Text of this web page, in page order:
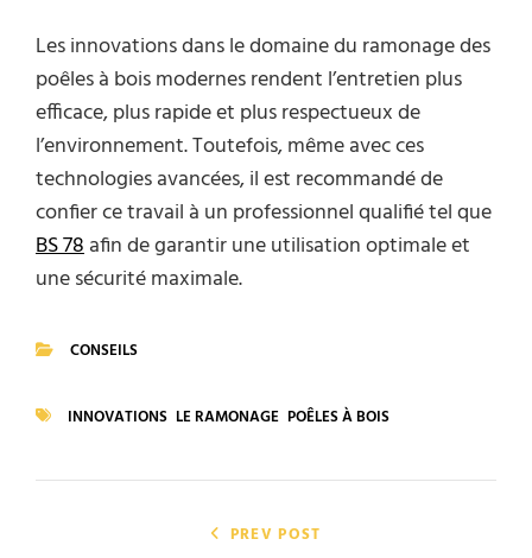
Les innovations dans le domaine du ramonage des
poêles à bois modernes rendent l’entretien plus
efficace, plus rapide et plus respectueux de
l’environnement. Toutefois, même avec ces
technologies avancées, il est recommandé de
confier ce travail à un professionnel qualifié tel que
BS 78afin de garantir une utilisation optimale et
une sécurité maximale.
CONSEILS
INNOVATIONS LE RAMONAGE POÊLES À BOIS
PREV POST